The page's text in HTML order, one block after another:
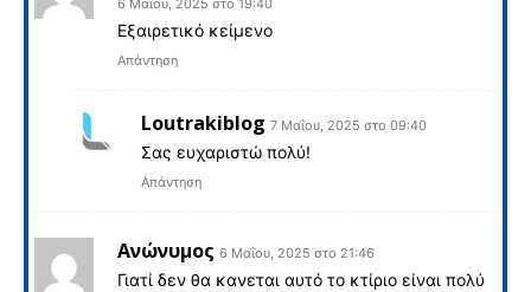
6 Μαΐου, 2025 στο 19:40
Εξαιρετικό κείμενο
Απάντηση
Loutrakiblog 7 Μαΐου, 2025 στο 09:40
Σας ευχαριστώ πολύ!
Απάντηση
Ανώνυμος 6 Μαΐου, 2025 στο 21:46
Γιατί δεν θα κανεται αυτό το κτίριο είναι πολύ